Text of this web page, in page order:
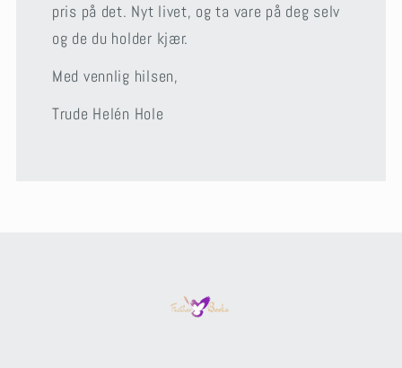
pris på det. Nyt livet, og ta vare på deg selv
og de du holder kjær.
Med vennlig hilsen,
Trude Helén Hole